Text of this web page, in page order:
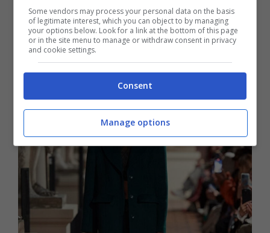
sono diversi glioutfitche hanno lasciato il
segno alla Copenhagen Fashion Week.
Some vendors may process your personal data on the basis
of legitimate interest, which you can object to by managing
your options below. Look for a link at the bottom of this page
or in the site menu to manage or withdraw consent in privacy
and cookie settings.
Consent
Manage options